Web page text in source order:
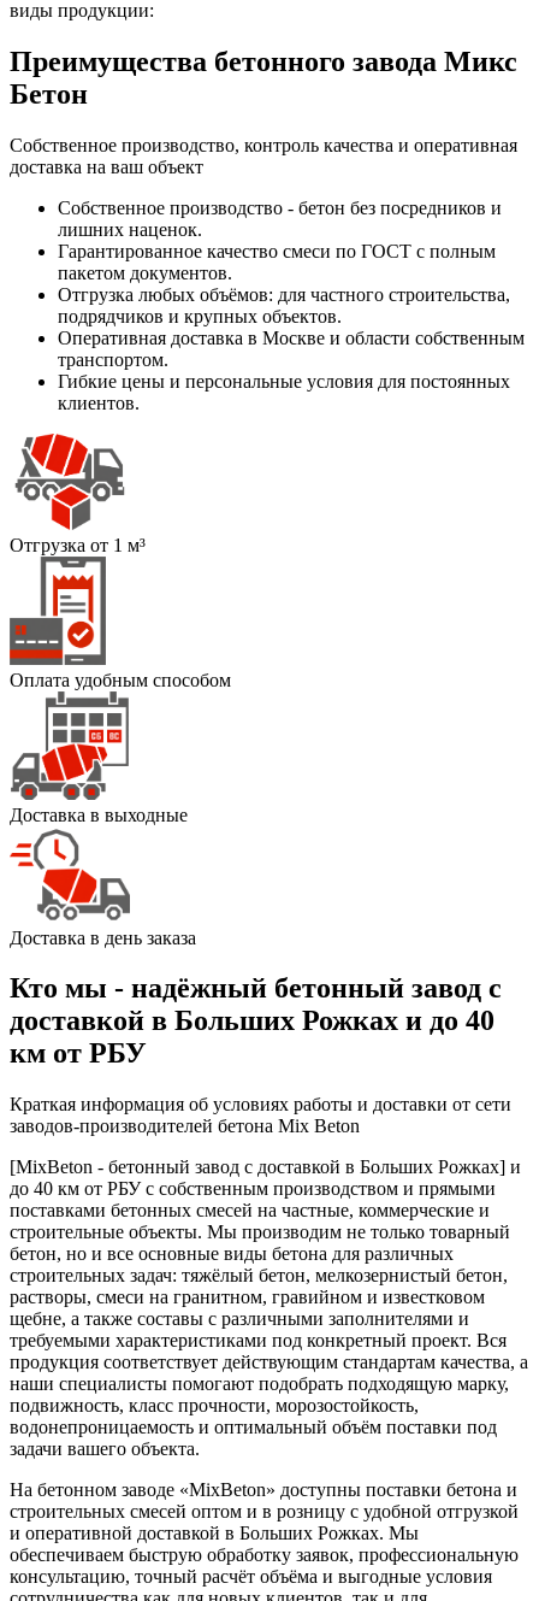
виды продукции:
Преимущества бетонного завода Микс
Бетон
Собственное производство, контроль качества и оперативная
доставка на ваш объект
Собственное производство - бетон без посредников и
лишних наценок.
Гарантированное качество смеси по ГОСТ с полным
пакетом документов.
Отгрузка любых объёмов: для частного строительства,
подрядчиков и крупных объектов.
Оперативная доставка в Москве и области собственным
транспортом.
Гибкие цены и персональные условия для постоянных
клиентов.
Отгрузка от 1 м³
Оплата удобным способом
Доставка в выходные
Доставка в день заказа
Кто мы - надёжный бетонный завод с
доставкой в Больших Рожках и до 40
км от РБУ
Краткая информация об условиях работы и доставки от сети
заводов-производителей бетона Mix Beton
[MixBeton - бетонный завод с доставкой в Больших Рожках] и
до 40 км от РБУ с собственным производством и прямыми
поставками бетонных смесей на частные, коммерческие и
строительные объекты. Мы производим не только товарный
бетон, но и все основные виды бетона для различных
строительных задач: тяжёлый бетон, мелкозернистый бетон,
растворы, смеси на гранитном, гравийном и известковом
щебне, а также составы с различными заполнителями и
требуемыми характеристиками под конкретный проект. Вся
продукция соответствует действующим стандартам качества, а
наши специалисты помогают подобрать подходящую марку,
подвижность, класс прочности, морозостойкость,
водонепроницаемость и оптимальный объём поставки под
задачи вашего объекта.
На бетонном заводе «MixBeton» доступны поставки бетона и
строительных смесей оптом и в розницу с удобной отгрузкой
и оперативной доставкой в Больших Рожках. Мы
обеспечиваем быструю обработку заявок, профессиональную
консультацию, точный расчёт объёма и выгодные условия